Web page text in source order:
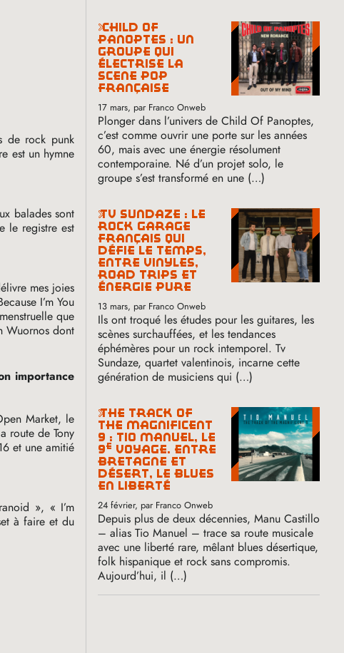
de rock punk
est un hymne
balades sont
le registre est
mes joies
I’m You
que
Wuornos dont
importance
Market, le
route de Tony
et une amitié
», « I’m
à faire et du
child of
panoptes : un
groupe qui
électrise la
scène pop
française
17 mars, par Franco Onweb
Plonger dans l’univers de Child Of Panoptes,
c’est comme ouvrir une porte sur les années
60, mais avec une énergie résolument
contemporaine. Né d’un projet solo, le
groupe s’est transformé en une (…)
tv sundaze : le
rock garage
français qui
défie le temps,
entre vinyles,
road trips et
énergie pure
13 mars, par Franco Onweb
Ils ont troqué les études pour les guitares, les
scènes surchauffées, et les tendances
éphémères pour un rock intemporel. Tv
Sundaze, quartet valentinois, incarne cette
génération de musiciens qui (…)
the track of
the magnificent
9 : tio manuel, le
9e voyage. entre
bretagne et
désert, le blues
en liberté
24 février, par Franco Onweb
Depuis plus de deux décennies, Manu Castillo
– alias Tio Manuel – trace sa route musicale
avec une liberté rare, mêlant blues désertique,
folk hispanique et rock sans compromis.
Aujourd’hui, il (…)